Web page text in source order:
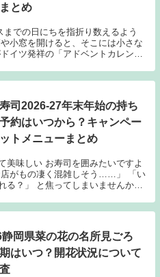
とめ
での日にちを指折り数えるよう
小窓を開けると、そこには小さな
イツ発祥の「アドベントカレンダ
司2026-27年末年始の持ち
約はいつから？キャンペー
トメニューまとめ
美味しい お寿司を囲みたいですよ
がもの凄く混雑しそう……」 「い
？」 と焦ってしまいませんか？
岡県菜の花の名所見ごろ
はいつ？開花状況について